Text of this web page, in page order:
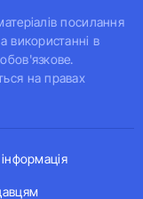
посилання
використанні в
на правах